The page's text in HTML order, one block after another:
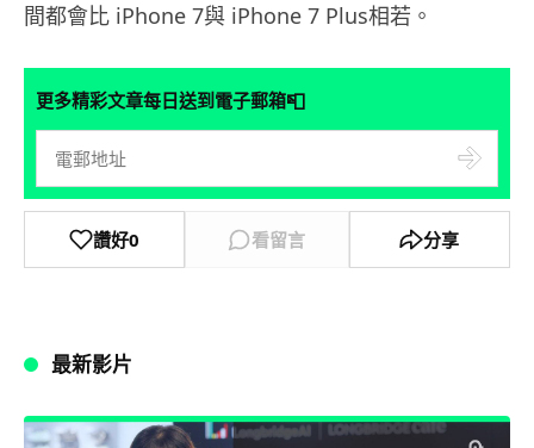
間都會比 iPhone 7與 iPhone 7 Plus相若。
更多精彩文章每日送到電子郵箱📮
讚好0 看留言 分享
最新影片